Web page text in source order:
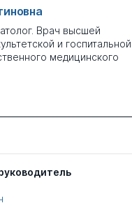
Врач высшей
и госпитальной
медицинского